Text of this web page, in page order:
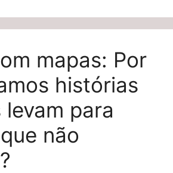
mapas: Por
histórias
para
não